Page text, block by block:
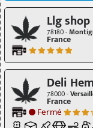
Llg shop
78180 -
France
Deli
78000 -
France
Fermé